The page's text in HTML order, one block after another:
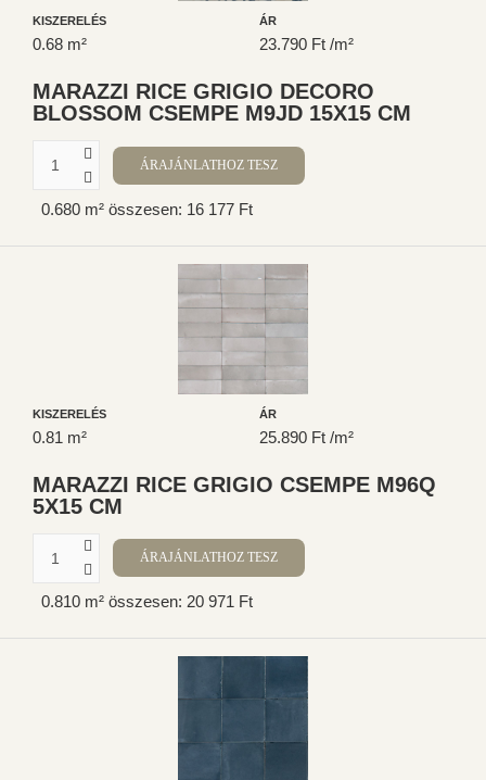
KISZERELÉS
0.68 m²
ÁR
23.790 Ft /m²
MARAZZI RICE GRIGIO DECORO
BLOSSOM CSEMPE M9JD 15X15 CM
0.680 m² összesen: 16 177 Ft
KISZERELÉS
0.81 m²
ÁR
25.890 Ft /m²
MARAZZI RICE GRIGIO CSEMPE M96Q
5X15 CM
0.810 m² összesen: 20 971 Ft